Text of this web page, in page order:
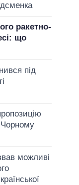
ракетно-
що
під
Чорному
можливі